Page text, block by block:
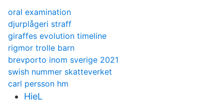
oral examination
djurplågeri straff
giraffes evolution timeline
rigmor trolle barn
brevporto inom sverige 2021
swish nummer skatteverket
carl persson hm
HieL